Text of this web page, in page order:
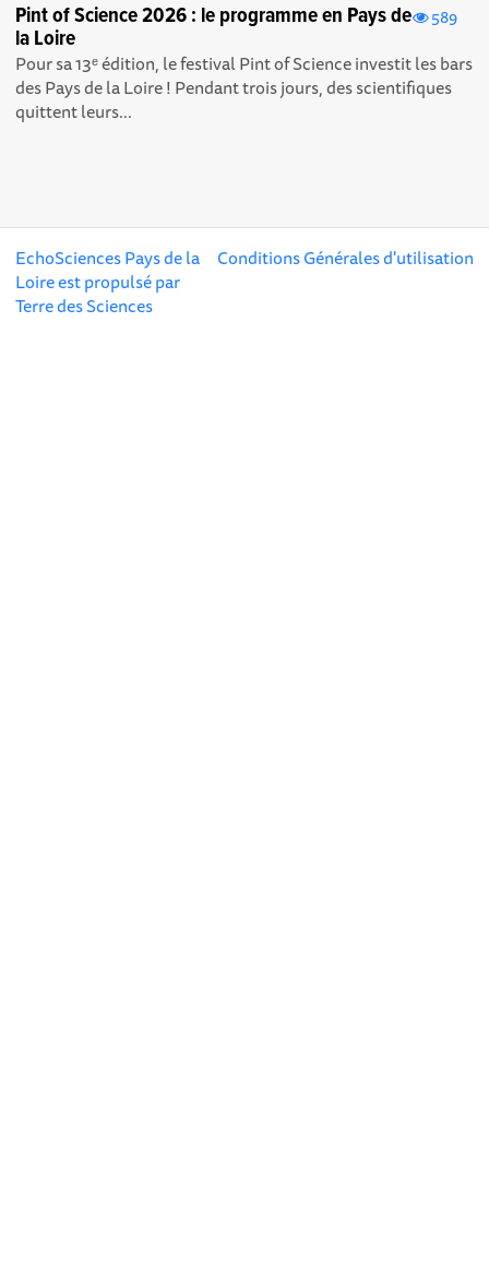
589
Pint of Science 2026 : le programme en Pays de
la Loire
Pour sa 13ᵉ édition, le festival Pint of Science investit les bars
des Pays de la Loire ! Pendant trois jours, des scientifiques
quittent leurs...
Conditions Générales d'utilisation
EchoSciences Pays de la
Loire est propulsé par
Terre des Sciences